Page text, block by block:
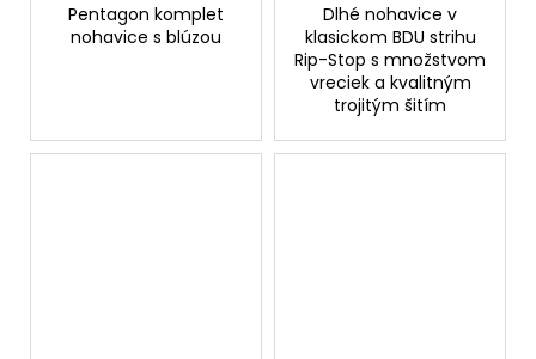
Pentagon komplet
nohavice s blúzou
Dlhé nohavice v
klasickom BDU strihu
Rip-Stop s množstvom
vreciek a kvalitným
trojitým šitím